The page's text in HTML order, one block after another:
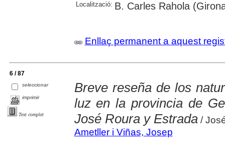
Localització: B. Carles Rahola
Enllaç permanent a aquest
6 / 87
seleccionar
imprimir
Text complet
Breve reseña de los
luz en la provincia de
José Roura y Estrada/
Ametller i Viñas, Josep